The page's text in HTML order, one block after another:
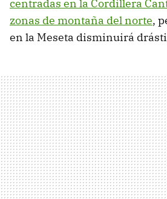
centradas en la Cordillera
zonas de montaña del norte,
en la Meseta disminuirá